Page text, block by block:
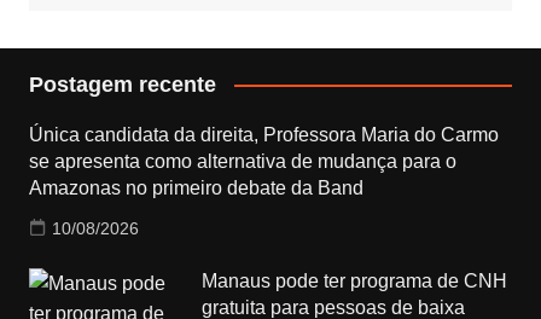
Postagem recente
Única candidata da direita, Professora Maria do Carmo
se apresenta como alternativa de mudança para o
Amazonas no primeiro debate da Band
10/08/2026
Manaus pode ter programa de CNH
gratuita para pessoas de baixa